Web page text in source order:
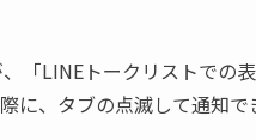
「LINEトークリストでの
に、タブの点滅して通知で